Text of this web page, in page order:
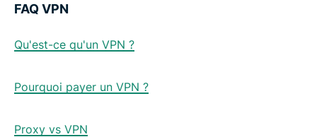
FAQ VPN
Qu'est-ce qu'un VPN ?
Pourquoi payer un VPN ?
Proxy vs VPN